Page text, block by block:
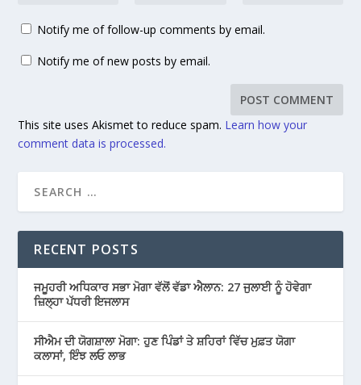
Notify me of follow-up comments by email.
Notify me of new posts by email.
This site uses Akismet to reduce spam. Learn how your
comment data is processed.
RECENT POSTS
ਜਮੂਹਰੀ ਅਧਿਕਾਰ ਸਭਾ ਮੋਗਾ ਵੱਲੋਂ ਵੱਡਾ ਐਲਾਨ: 27 ਜੁਲਾਈ ਨੂੰ ਹੋਵੇਗਾ
ਜ਼ਿਲ੍ਹਾ ਪੱਧਰੀ ਇਜਲਾਸ
ਸੀਐਮ ਦੀ ਯੋਗਸ਼ਾਲਾ ਮੋਗਾ: ਹੁਣ ਪਿੰਡਾਂ ਤੇ ਸ਼ਹਿਰਾਂ ਵਿੱਚ ਮੁਫ਼ਤ ਯੋਗਾ
ਕਲਾਸਾਂ, ਇੰਝ ਲਓ ਲਾਭ